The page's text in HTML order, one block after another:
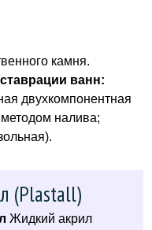
камня.
ванн:
двухкомпонентная
налива;
(Plastall)
Жидкий акрил